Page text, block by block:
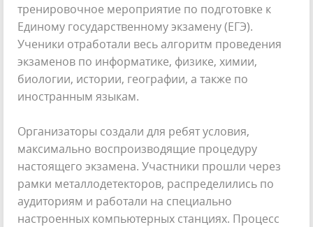
тренировочное мероприятие по подготовке к
Единому государственному экзамену (ЕГЭ).
Ученики отработали весь алгоритм проведения
экзаменов по информатике, физике, химии,
биологии, истории, географии, а также по
иностранным языкам.
Организаторы создали для ребят условия,
максимально воспроизводящие процедуру
настоящего экзамена. Участники прошли через
рамки металлодетекторов, распределились по
аудиториям и работали на специально
настроенных компьютерных станциях. Процесс